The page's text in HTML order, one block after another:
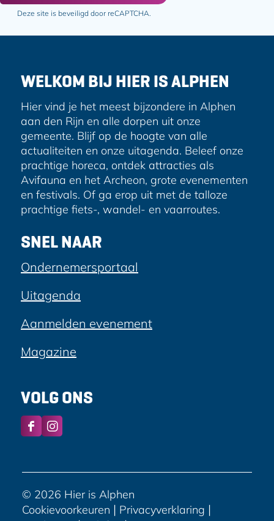
p
F
e
o
o
p
e
a
i
l
l
d
Deze site is beveiligd door reCAPTCHA.
WELKOM BIJ HIER IS ALPHEN
Hier vind je het meest bijzondere in Alphen
aan den Rijn en alle dorpen uit onze
gemeente. Blijf op de hoogte van alle
actualiteiten en onze uitagenda. Beleef onze
prachtige horeca, ontdek attracties als
Avifauna en het Archeon, grote evenementen
en festivals. Of ga erop uit met de talloze
prachtige fiets-, wandel- en vaarroutes.
SNEL NAAR
Ondernemersportaal
Uitagenda
Aanmelden evenement
Magazine
VOLG ONS
F
e
b
o
I
t
a
g
© 2026 Hier is Alphen
Cookievoorkeuren | Privacyverklaring |